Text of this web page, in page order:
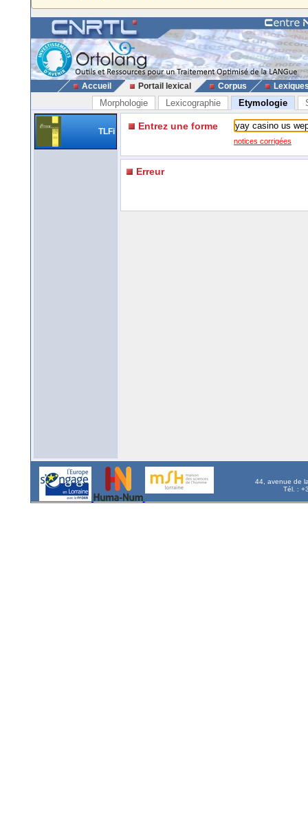
Accueil Portail lexical Corpus
Morphologie Lexicographie Etymologie
TLFi Entrez une forme
notices corrigées
Erreur
44, avenue de
Tél. :